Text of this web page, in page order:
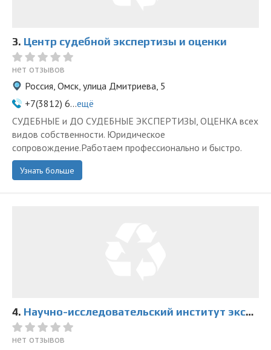
3. Центр судебной экспертизы и оценки
нет отзывов
Россия, Омск, улица Дмитриева, 5
+7(3812) 6...ещё
СУДЕБНЫЕ и ДО СУДЕБНЫЕ ЭКСПЕРТИЗЫ, ОЦЕНКА всех
видов собственности. Юридическое
сопровождение.Работаем профессионально и быстро.
Узнать больше
4. Научно-исследовательский институт экспертиз в Омске
нет отзывов